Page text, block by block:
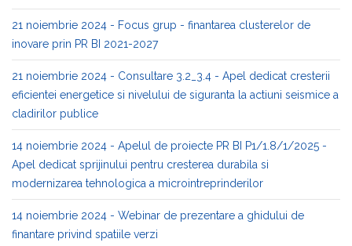
21 noiembrie 2024 - Focus grup - finantarea clusterelor de
inovare prin PR BI 2021-2027
21 noiembrie 2024 - Consultare 3.2_3.4 - Apel dedicat cresterii
eficientei energetice si nivelului de siguranta la actiuni seismice a
cladirilor publice
14 noiembrie 2024 - Apelul de proiecte PR BI P1/1.8/1/2025 -
Apel dedicat sprijinului pentru cresterea durabila si
modernizarea tehnologica a microintreprinderilor
14 noiembrie 2024 - Webinar de prezentare a ghidului de
finantare privind spatiile verzi